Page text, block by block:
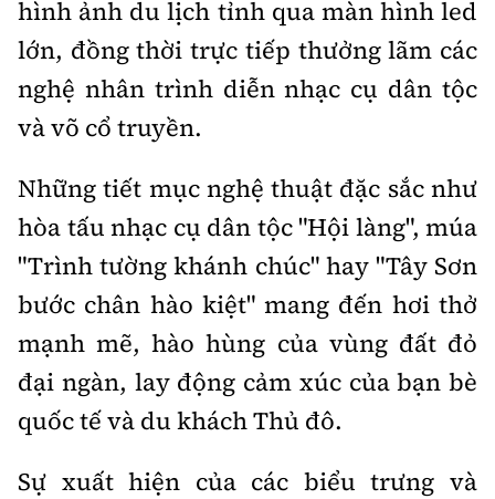
Thông tin tòa
soạn
hình ảnh du lịch tỉnh qua màn hình led
lớn, đồng thời trực tiếp thưởng lãm các
nghệ nhân trình diễn nhạc cụ dân tộc
và võ cổ truyền.
Những tiết mục nghệ thuật đặc sắc như
hòa tấu nhạc cụ dân tộc "Hội làng", múa
"Trình tường khánh chúc" hay "Tây Sơn
bước chân hào kiệt" mang đến hơi thở
mạnh mẽ, hào hùng của vùng đất đỏ
đại ngàn, lay động cảm xúc của bạn bè
quốc tế và du khách Thủ đô.
Sự xuất hiện của các biểu trưng và